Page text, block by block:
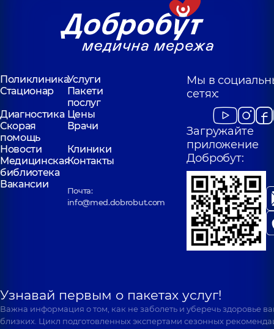
ПоликлиникаУслуги
Стационар
Пакети
послуг
Диагностика Цены
Скорая
помощь
Врачи
Новости
Клиники
Медицинская
библиотека
Контакты
Вакансии
Почта:
info@med.dobrobut.com
Мы в
сетях:
Загружайте
приложение
Добробут:
Узнавай первым о пакетах услуг!
Важна информация о том, как не заболеть и уберечь здоровье
близких. Цикл подготовленных экспертами сезонных